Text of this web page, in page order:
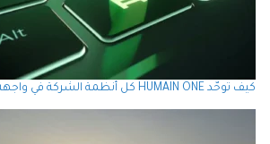
كيف توحّد HUMAIN ONE كل أنظمة الشركة في واجهة واحدة؟